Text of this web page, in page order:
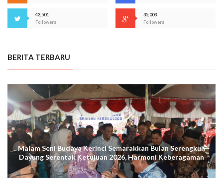
43,501
Followers
35,003
Followers
BERITA TERBARU
Malam Seni Budaya Kerinci Semarakkan Bulan Serengkuh
Dayung Serentak Ketujuan 2026, Harmoni Keberagaman
Terus Menggema di Kuala Tungkal